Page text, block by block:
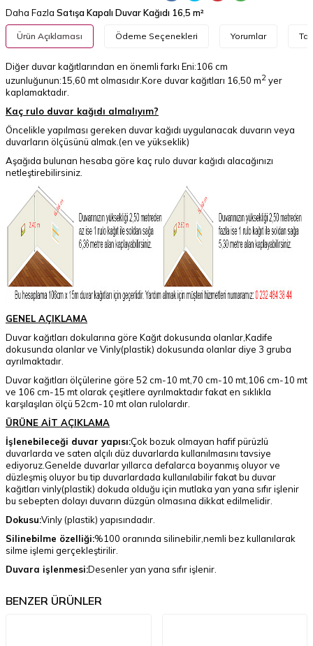
Daha Fazla Satışa Kapalı Duvar Kağıdı 16,5 m²
Ürün Açıklaması Ödeme Seçenekleri Yorumlar
Diğer duvar kağıtlarından en önemli farkı Eni:106 cm
uzunluğunun:15,60 mt olmasıdır.Kore duvar kağıtları 16,50 m2 yer
kaplamaktadır.
Kaç rulo duvar kağıdı almalıyım?
Öncelikle yapılması gereken duvar kağıdı uygulanacak duvarın veya
duvarların ölçüsünü almak.(en ve yükseklik)
Aşağıda bulunan hesaba göre kaç rulo duvar kağıdı alacağınızı
netleştirebilirsiniz.
GENEL AÇIKLAMA
Duvar kağıtları dokularına göre Kağıt dokusunda olanlar,Kadife
dokusunda olanlar ve Vinly(plastik) dokusunda olanlar diye 3 gruba
ayrılmaktadır.
Duvar kağıtları ölçülerine göre 52 cm-10 mt,70 cm-10 mt,106 cm-10 mt
ve 106 cm-15 mt olarak çeşitlere ayrılmaktadır fakat en sıklıkla
karşılaşılan ölçü 52cm-10 mt olan rulolardır.
ÜRÜNE AİT AÇIKLAMA
İşlenebileceği duvar yapısı:Çok bozuk olmayan hafif pürüzlü
duvarlarda ve saten alçılı düz duvarlarda kullanılmasını tavsiye
ediyoruz.Genelde duvarlar yıllarca defalarca boyanmış oluyor ve
düzleşmiş oluyor bu tip duvarlardada kullanılabilir fakat bu duvar
kağıtları vinly(plastik) dokuda olduğu için mutlaka yan yana sıfır işlenir
bu sebepten dolayı duvarın düzgün olmasına dikkat edilmelidir.
Dokusu:Vinly (plastik) yapısındadır.
Silinebilme özelliği:%100 oranında silinebilir,nemli bez kullanılarak
silme işlemi gerçekleştirilir.
Duvara işlenmesi:Desenler yan yana sıfır işlenir.
BENZER ÜRÜNLER